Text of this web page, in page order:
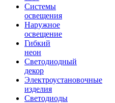
Системы
освещения
Наружное
освещение
Гибкий
неон
Светодиодный
декор
Электроустановочные
изделия
Светодиоды